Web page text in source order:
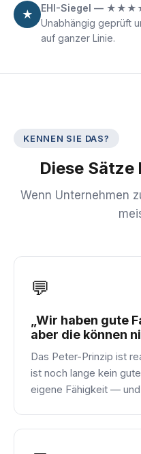
★
EHI-Siegel —
Unabhängig geprüft
auf ganzer Linie.
KENNEN SIE DAS?
Diese
Wenn Unternehmen
💬
„Wir haben gute
aber die können
Das Peter-Prinzip ist
ist noch lange kein
eigene Fähigkeit —